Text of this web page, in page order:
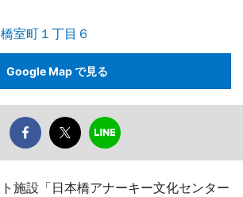
室町１丁目６
Google Map で見る
施設「日本橋アナーキー文化センター